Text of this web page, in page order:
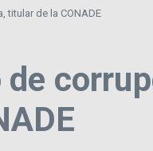
titular de la CONADE